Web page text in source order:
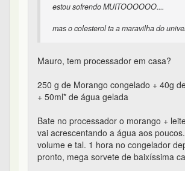
estou sofrendo MUITOOOOOO....
mas o colesterol ta a maravilha do
Mauro, tem processador em casa?
250 g de Morango congelado + 40g
+ 50ml* de água gelada
Bate no processador o morango +
vai acrescentando a água aos
volume e tal. 1 hora no congelador
pronto, mega sorvete de baixíssima